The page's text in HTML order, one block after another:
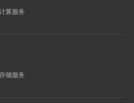
算服务
储服务